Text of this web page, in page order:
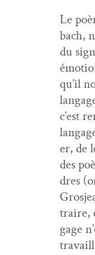
Le
bach,
du
qu’il
c’est
er, de
des
dres
traire,
gage